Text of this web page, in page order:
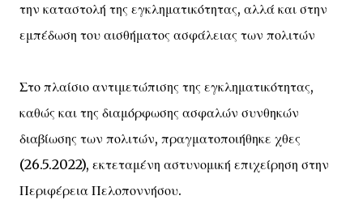
την καταστολή της εγκληματικότητας, αλλά και στην
εμπέδωση του αισθήματος ασφάλειας των πολιτών
Στο πλαίσιο αντιμετώπισης της εγκληματικότητας,
καθώς και της διαμόρφωσης ασφαλών συνθηκών
διαβίωσης των πολιτών, πραγματοποιήθηκε χθες
(26.5.2022), εκτεταμένη αστυνομική επιχείρηση στην
Περιφέρεια Πελοποννήσου.